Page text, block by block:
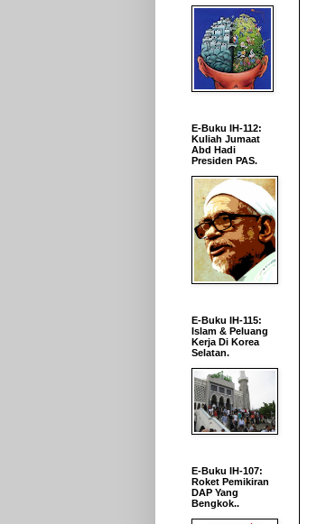
E-Buku IH-112:
Kuliah Jumaat
Abd Hadi
Presiden PAS.
E-Buku IH-115:
Islam & Peluang
Kerja Di Korea
Selatan.
E-Buku IH-107:
Roket Pemikiran
DAP Yang
Bengkok..